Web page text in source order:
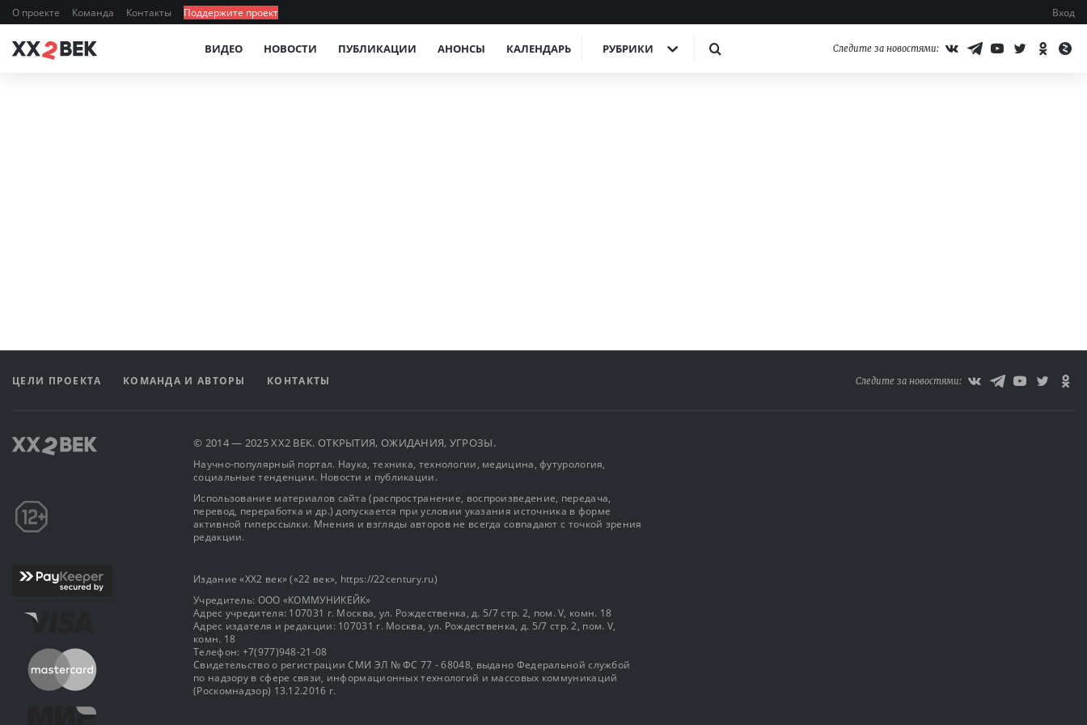
О проекте Команда Контакты Поддержите проект Вход
ВИДЕО НОВОСТИ ПУБЛИКАЦИИ АНОНСЫ КАЛЕНДАРЬ РУБРИКИ Следите за новостями:
ЦЕЛИ ПРОЕКТА КОМАНДА И АВТОРЫ КОНТАКТЫ Следите за новостями:
© 2014 — 2025 XX2 ВЕК. ОТКРЫТИЯ, ОЖИДАНИЯ, УГРОЗЫ.
Научно-популярный портал. Наука, техника, технологии, медицина, футурология,
социальные тенденции. Новости и публикации.
Использование материалов сайта (распространение, воспроизведение, передача,
перевод, переработка и др.) допускается при условии указания источника в форме
активной гиперссылки. Мнения и взгляды авторов не всегда совпадают с точкой зрения
редакции.
Издание «XX2 век» («22 век», https://22century.ru)
Учредитель: OOO «КОММУНИКЕЙК»
Адрес учредителя: 107031 г. Москва, ул. Рождественка, д. 5/7 стр. 2, пом. V, комн. 18
Адрес издателя и редакции: 107031 г. Москва, ул. Рождественка, д. 5/7 стр. 2, пом. V,
комн. 18
Телефон: +7(977)948-21-08
Свидетельство о регистрации СМИ ЭЛ № ФС 77 - 68048, выдано Федеральной службой
по надзору в сфере связи, информационных технологий и массовых коммуникаций
(Роскомнадзор) 13.12.2016 г.